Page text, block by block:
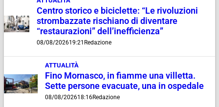
Centro storico e biciclette: “Le rivoluzioni
strombazzate rischiano di diventare
“restaurazioni” dell’inefficienza”
08/08/202619:21 Redazione
ATTUALITÀ
Fino Mornasco, in fiamme una villetta.
Sette persone evacuate, una in ospedale
08/08/202618:16Redazione